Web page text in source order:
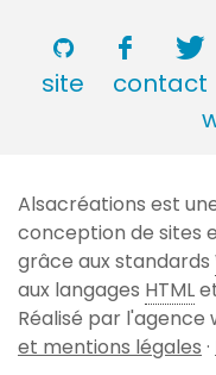
site
contact
Alsacréations est
conception de sites
grâce aux standards
aux langages HTML
Réalisé par l'agence
et mentions légales ·